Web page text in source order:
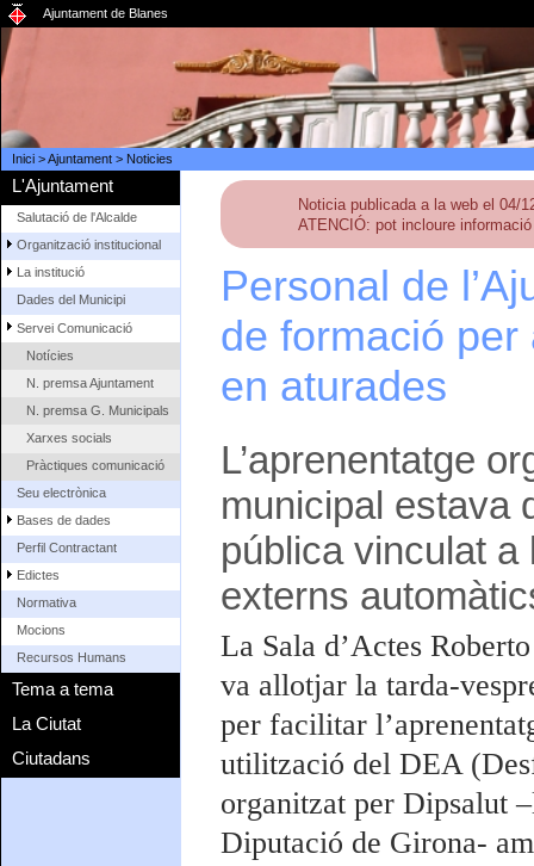
Ajuntament de Blanes
Inici>Ajuntament> Noticies
L'Ajuntament
Salutació de l'Alcalde
Organització institucional
La institució
Dades del Municipi
Servei Comunicació
Notícies
N. premsa Ajuntament
N. premsa G. Municipals
Xarxes socials
Pràctiques comunicació
Seu electrònica
Bases de dades
Perfil Contractant
Edictes
Normativa
Mocions
Recursos Humans
Tema a tema
La Ciutat
Ciutadans
Noticia publicada a la web el 04/
ATENCIÓ: pot incloure
Personal de
de formació per
en aturades
L’aprenentatge
municipal estava
pública vinculat a
externs
La Sala d’Actes
va allotjar la tarda-
per facilitar
utilització del DEA
organitzat per Dipsalut
Diputació de Girona-